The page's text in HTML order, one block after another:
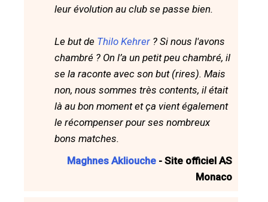
leur évolution au club se passe bien.
Le but de Thilo Kehrer ? Si nous l'avons
chambré ? On l’a un petit peu chambré, il
se la raconte avec son but (rires). Mais
non, nous sommes très contents, il était
là au bon moment et ça vient également
le récompenser pour ses nombreux
bons matches.
Maghnes Akliouche - Site officiel AS
Monaco